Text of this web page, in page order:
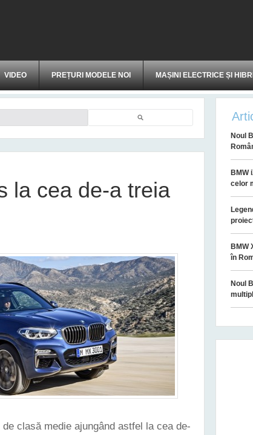
VIDEO PREȚURI MODELE NOI MAȘINI ELECTRICE ȘI
la cea de-a treia
de clasă medie ajungând astfel la cea de-
Noul
BMW
celor
BMW
în
Noul